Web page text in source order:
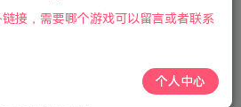
世界。准备好面对艰难的选择，这
接，需要哪个游戏可以留言或者联系
个人中心